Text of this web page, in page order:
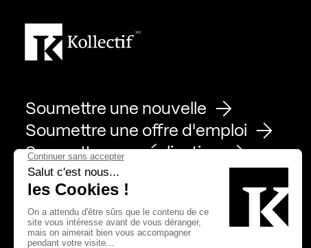
Soumettre une nouvelle
Soumettre une offre d'emploi
Soumettre une réalisation
Page Facebook de Kollectif
Page Instagram de Kollectif
Page Linkedin de Kollectif